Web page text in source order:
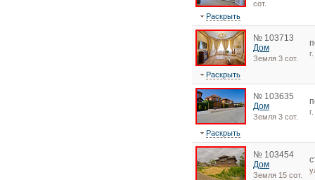
сот.
Раскрыть
№ 103713
Дом
Земля 3 сот.
Раскрыть
№ 103635
Дом
Земля 3 сот.
Раскрыть
№ 103454
Дом
Земля 15 сот.